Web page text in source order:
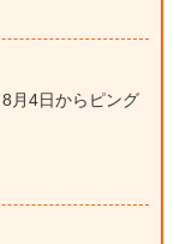
月4日からピング